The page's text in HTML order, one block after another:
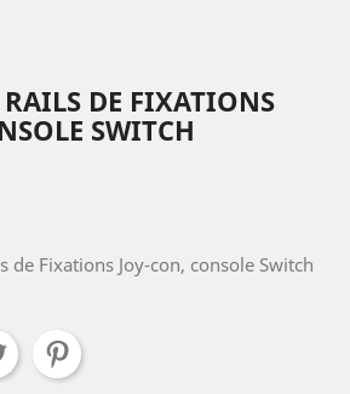
DE FIXATIONS
SWITCH
de Fixations Joy-con, console Switch